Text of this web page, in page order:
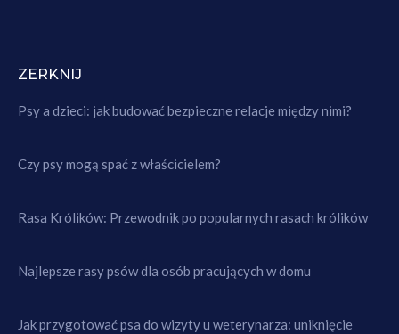
ZERKNIJ
Psy a dzieci: jak budować bezpieczne relacje między nimi?
Czy psy mogą spać z właścicielem?
Rasa Królików: Przewodnik po popularnych rasach królików
Najlepsze rasy psów dla osób pracujących w domu
Jak przygotować psa do wizyty u weterynarza: uniknięcie